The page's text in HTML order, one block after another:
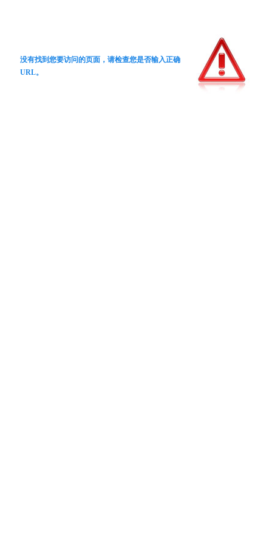
没有找到您要访问的页面，请检查您是否输入正确
URL。